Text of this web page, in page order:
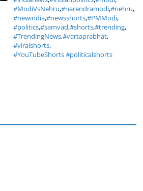
#ModiVsNehru,#narendramodi,#nehru,
#newindia,#newsshorts,#PMModi,
#politics,#samvad,#shorts,#trending,
#TrendingNews,#vartaprabhat,
#viralshorts,
#YouTubeShorts #politicalshorts